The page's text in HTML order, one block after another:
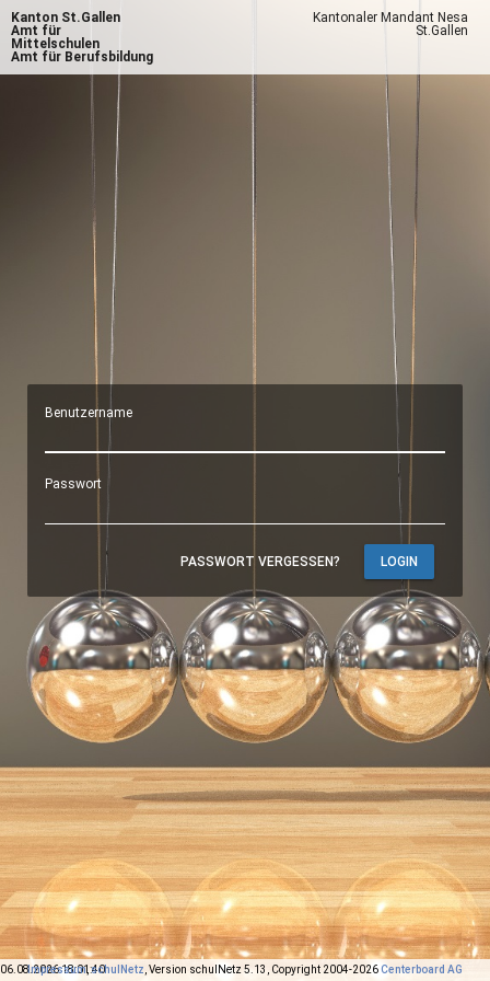
Kantonaler Mandant Nesa
St.Gallen
Kanton St.Gallen
Amt für
Mittelschulen
Amt für Berufsbildung
Benutzername
Passwort
PASSWORT VERGESSEN?
06.08.2026 18:01:40
Impressum,schulNetz , Version schulNetz 5.13, Copyright 2004-2026 Centerboard AG